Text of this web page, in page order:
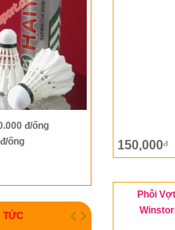
đ/ống
ống
TỨC
thành công chức vô
đồng đội toàn
thiếu nhân tài
đầu tư thỏa đáng
thử thách lớn tại
rộng
đồng bộ của
150,000đ
Phôi